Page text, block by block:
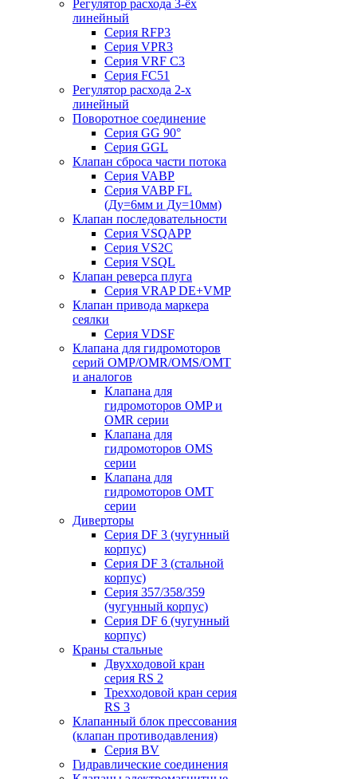
Регулятор расхода 3-ёх
линейный
Серия RFP3
Серия VPR3
Серия VRF C3
Серия FC51
Регулятор расхода 2-х
линейный
Поворотное соединение
Серия GG 90°
Серия GGL
Клапан сброса части потока
Серия VABP
Серия VABP FL
(Ду=6мм и Ду=10мм)
Клапан последовательности
Серия VSQAPP
Серия VS2C
Серия VSQL
Клапан реверса плуга
Серия VRAP DE+VMP
Клапан привода маркера
сеялки
Серия VDSF
Клапана для гидромоторов
серий OMP/OMR/OMS/OMT
и аналогов
Клапана для
гидромоторов OMP и
OMR серии
Клапана для
гидромоторов OMS
серии
Клапана для
гидромоторов OMT
серии
Диверторы
Серия DF 3 (чугунный
корпус)
Серия DF 3 (стальной
корпус)
Серия 357/358/359
(чугунный корпус)
Серия DF 6 (чугунный
корпус)
Краны стальные
Двухходовой кран
серия RS 2
Трехходовой кран серия
RS 3
Клапанный блок прессования
(клапан противодавления)
Серия BV
Гидравлические соединения